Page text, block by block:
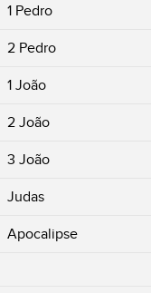
1 Pedro
2 Pedro
1 João
2 João
3 João
Judas
Apocalipse